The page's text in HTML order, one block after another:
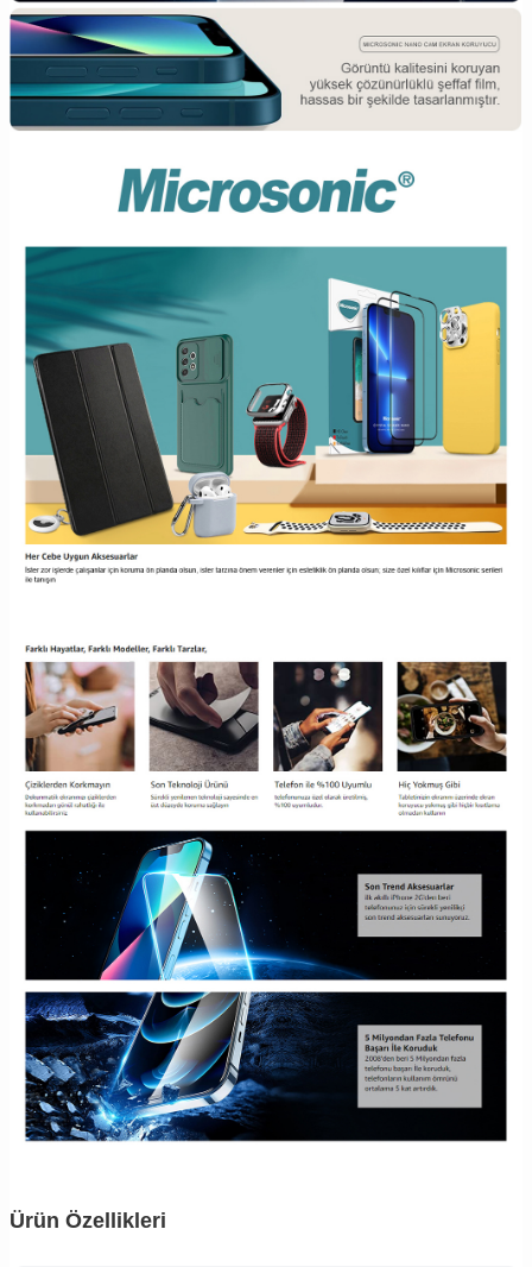
Ürün Özellikleri